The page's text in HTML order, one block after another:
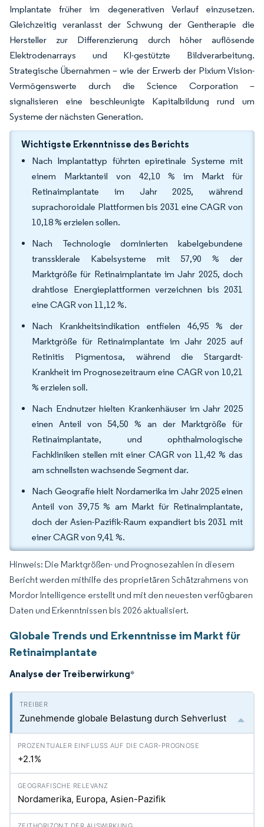
Implantate früher im degenerativen Verlauf einzusetzen.
Gleichzeitig veranlasst der Schwung der Gentherapie die
Hersteller zur Differenzierung durch höher auflösende
Elektrodenarrays und KI-gestützte Bildverarbeitung.
Strategische Übernahmen – wie der Erwerb der Pixium Vision-
Vermögenswerte durch die Science Corporation –
signalisieren eine beschleunigte Kapitalbildung rund um
Systeme der nächsten Generation.
Wichtigste Erkenntnisse des Berichts
Nach Implantattyp führten epiretinale Systeme mit
einem Marktanteil von 42,10 % im Markt für
Retinaimplantate im Jahr 2025, während
suprachoroidale Plattformen bis 2031 eine CAGR von
10,18 % erzielen sollen.
Nach Technologie dominierten kabelgebundene
transsklerale Kabelsysteme mit 57,90 % der
Marktgröße für Retinaimplantate im Jahr 2025, doch
drahtlose Energieplattformen verzeichnen bis 2031
eine CAGR von 11,12 %.
Nach Krankheitsindikation entfielen 46,95 % der
Marktgröße für Retinaimplantate im Jahr 2025 auf
Retinitis Pigmentosa, während die Stargardt-
Krankheit im Prognosezeitraum eine CAGR von 10,21
% erzielen soll.
Nach Endnutzer hielten Krankenhäuser im Jahr 2025
einen Anteil von 54,50 % an der Marktgröße für
Retinaimplantate, und ophthalmologische
Fachkliniken stellen mit einer CAGR von 11,42 % das
am schnellsten wachsende Segment dar.
Nach Geografie hielt Nordamerika im Jahr 2025 einen
Anteil von 39,75 % am Markt für Retinaimplantate,
doch der Asien-Pazifik-Raum expandiert bis 2031 mit
einer CAGR von 9,41 %.
Hinweis: Die Marktgrößen- und Prognosezahlen in diesem
Bericht werden mithilfe des proprietären Schätzrahmens von
Mordor Intelligence erstellt und mit den neuesten verfügbaren
Daten und Erkenntnissen bis 2026 aktualisiert.
Globale Trends und Erkenntnisse im Markt für
Retinaimplantate
Analyse der Treiberwirkung*
Zunehmende globale Belastung durch Sehverlust
+2.1%
Nordamerika, Europa, Asien-Pazifik